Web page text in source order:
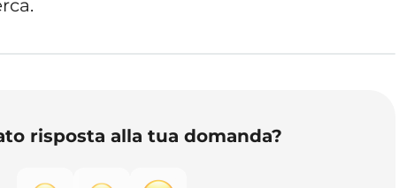
risposta alla tua domanda?